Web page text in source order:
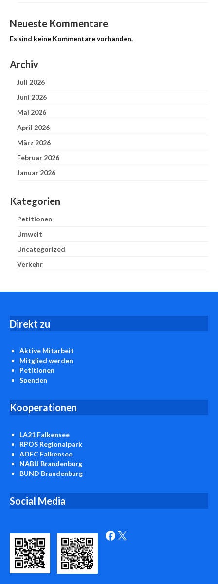
Neueste Kommentare
Es sind keine Kommentare vorhanden.
Archiv
Juli 2026
Juni 2026
Mai 2026
April 2026
März 2026
Februar 2026
Januar 2026
Kategorien
Petitionen
Umwelt
Uncategorized
Verkehr
Direkt zu
Aktive Mitarbeit
Mitglied werden
Petitionen
Spenden
Kooperationen
LA21 Falkensee
RPOS Regionalpark
ADFC Falkensee
NABU Brandenburg
BUND Brandenburg
Social Media
Facebook X